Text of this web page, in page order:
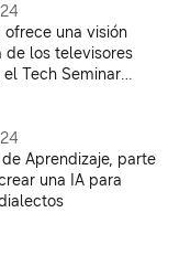
ofrece una visión
de los televisores
el Tech Seminar
Aprendizaje, parte
una IA para